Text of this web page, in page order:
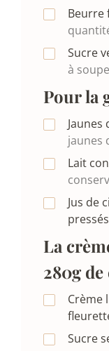
Beurre
Sucre
à
Pour la
Jaunes
jaunes
Lait
Jus de
La
280g
Crème
Sucre